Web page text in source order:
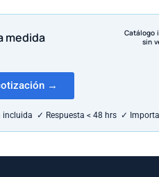
medida
Catálogo
sin
→
incluida ✓ Respuesta < 48 hrs ✓